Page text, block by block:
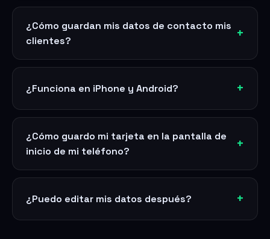
¿Cómo guardan mis datos de contacto mis
clientes?
¿Funciona en iPhone y Android?
¿Cómo guardo mi tarjeta en la pantalla de
inicio de mi teléfono?
¿Puedo editar mis datos después?